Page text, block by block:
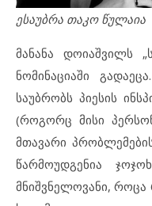
ესაუბრა თაკო წულაია
მანანა დოიაშვილს
ნომინაციაში
საუბრობს პიესის
(როგორც მისი
მთავარი
წარმოუდგენია
მნიშვნელოვანი, როცა